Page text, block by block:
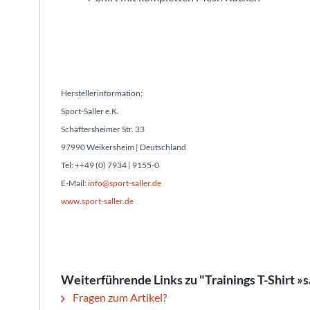
Herstellerinformation:
Sport-Saller e.K.
Schäftersheimer Str. 33
97990 Weikersheim | Deutschland
Tel: ++49 (0) 7934 | 9155-0
E-Mail:info@sport-saller.de
www.sport-saller.de
Weiterführende Links zu "Trainings T-Shirt
Fragen zum Artikel?